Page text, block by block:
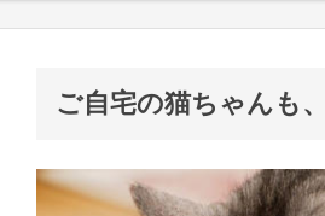
ご自宅の猫ちゃんも